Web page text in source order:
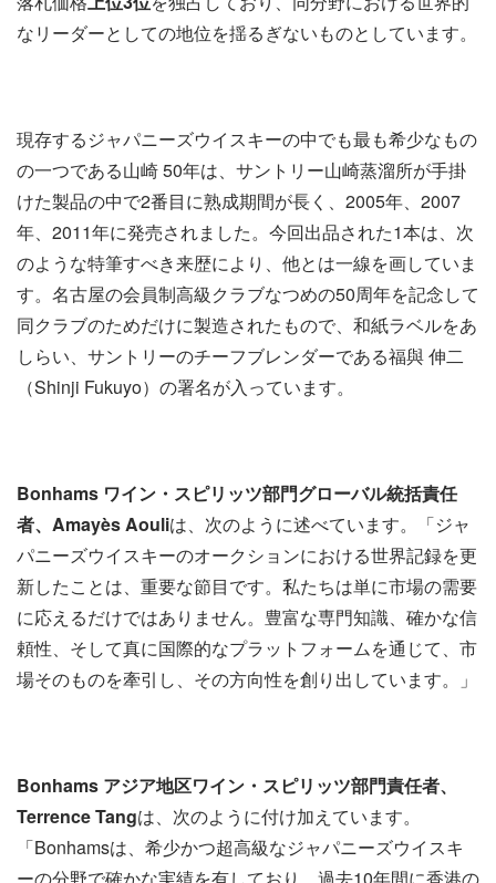
なリーダーとしての地位を揺るぎないものとしています。
現存するジャパニーズウイスキーの中でも最も希少なもの
の一つである山崎 50年は、サントリー山崎蒸溜所が手掛
けた製品の中で2番目に熟成期間が長く、2005年、2007
年、2011年に発売されました。今回出品された1本は、次
のような特筆すべき来歴により、他とは一線を画していま
す。名古屋の会員制高級クラブなつめの50周年を記念して
同クラブのためだけに製造されたもので、和紙ラベルをあ
しらい、サントリーのチーフブレンダーである福與 伸二
（Shinji Fukuyo）の署名が入っています。
Bonhams ワイン・スピリッツ部門グローバル統括責任
者、 Amayès Aouliは、次のように述べています。「ジャ
パニーズウイスキーのオークションにおける世界記録を更
新したことは、重要な節目です。私たちは単に市場の需要
に応えるだけではありません。豊富な専門知識、確かな信
頼性、そして真に国際的なプラットフォームを通じて、市
場そのものを牽引し、その方向性を創り出しています。」
Bonhams アジア地区ワイン・スピリッツ部門責任者、
Terrence Tangは、次のように付け加えています。
「Bonhamsは、希少かつ超高級なジャパニーズウイスキ